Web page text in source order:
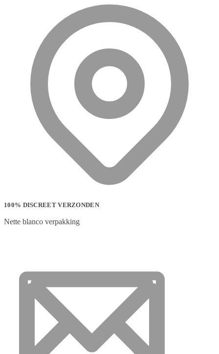
100% DISCREET VERZONDEN
Nette blanco verpakking